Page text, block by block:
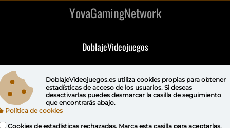
YovaGamingNetwork
DoblajeVideojuegos
DeVuego GAL
DoblajeVideojuegos.es utiliza cookies propiaspara obtener
estadísticas de acceso de los usuarios. Si deseas
desactivarlas puedes desmarcar la casilla de seguimiento
que encontrarás abajo.
Política de cookies
Cookies de estadísticas rechazadas. Marca esta casilla para aceptarlas.